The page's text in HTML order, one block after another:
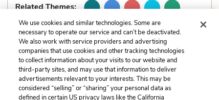
Related Themes:
Previous
Mood
Next
Personification
Cite This Page
We use cookies and similar technologies. Some are
necessary to operate our service and can’t be deactivated.
We also work with service providers and advertising
companies that use cookies and other tracking technologies
to collect information about your visits to our website and
third-party sites, and may use that information to deliver
advertisements relevant to your interests. This may be
considered “selling” or “sharing” your personal data as
defined in certain US privacy laws like the California